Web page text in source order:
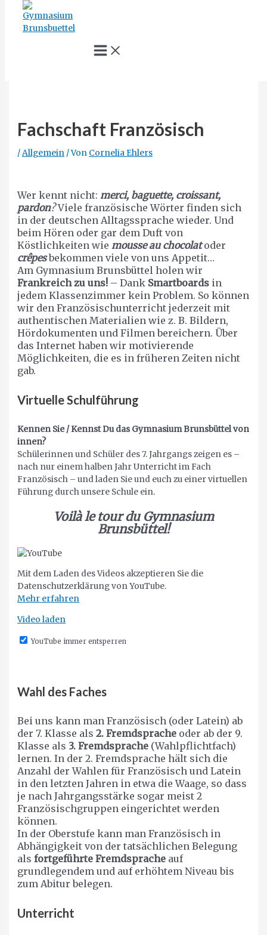
Inhalt
springen
Main
Menu
Fachschaft Französisch
/Allgemein / Von Cornelia Ehlers
Wer kennt nicht: merci, baguette, croissant,
pardon?Viele französische Wörter finden sich
in der deutschen Alltagssprache wieder. Und
beim Hören oder gar dem Duft von
Köstlichkeiten wie mousse au chocolatoder
crêpesbekommen viele von uns Appetit…
Am Gymnasium Brunsbüttel holen wir
Frankreich zu uns! – Dank Smartboards in
jedem Klassenzimmer kein Problem. So können
wir den Französischunterricht jederzeit mit
authentischen Materialien wie z. B. Bildern,
Hördokumenten und Filmen bereichern. Über
das Internet haben wir motivierende
Möglichkeiten, die es in früheren Zeiten nicht
gab.
Virtuelle Schulführung
Kennen Sie / Kennst Du das Gymnasium Brunsbüttel von
innen?
Schülerinnen und Schüler des 7. Jahrgangs zeigen es –
nach nur einem halben Jahr Unterricht im Fach
Französisch – und laden Sie und euch zu einer virtuellen
Führung durch unsere Schule ein.
Voilà le tour du Gymnasium
Brunsbüttel!
Mit dem Laden des Videos akzeptieren Sie die
Datenschutzerklärung von YouTube.
Mehr erfahren
Video laden
YouTube immer entsperren
Wahl des Faches
Bei uns kann man Französisch (oder Latein) ab
der 7. Klasse als2. Fremdsprache oder ab der 9.
Klasse als 3. Fremdsprache (Wahlpflichtfach)
lernen. In der 2. Fremdsprache hält sich die
Anzahl der Wahlen für Französisch und Latein
in den letzten Jahren in etwa die Waage, so dass
je nach Jahrgangsstärke sogar meist 2
Französischgruppen eingerichtet werden
können.
In der Oberstufe kann man Französisch in
Abhängigkeit von der tatsächlichen Belegung
alsfortgeführte Fremdsprache auf
grundlegendem und auf erhöhtem Niveau bis
zum Abitur belegen.
Unterricht